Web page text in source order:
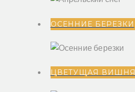
ОСЕННИЕ БЕРЕЗКИ
ЦВЕТУЩАЯ ВИШНЯ